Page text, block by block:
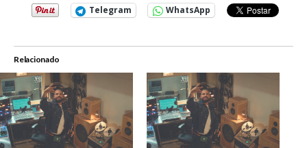
Telegram WhatsApp
Relacionado